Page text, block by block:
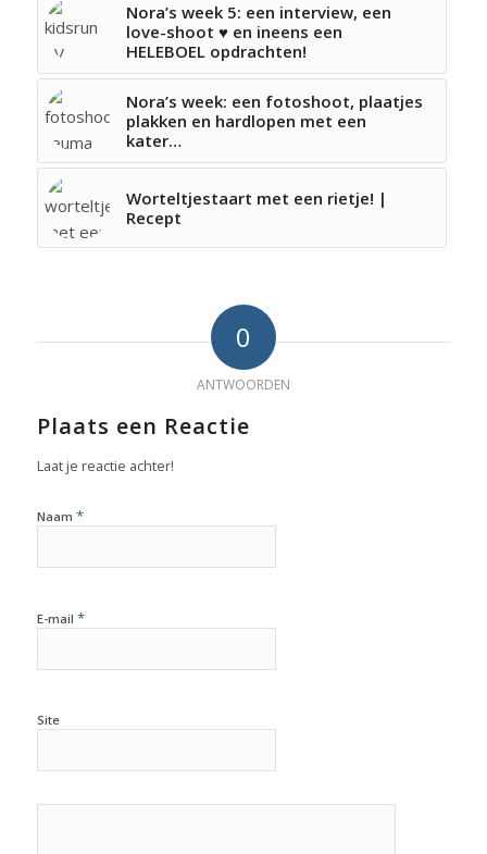
Nora’s week 5: een interview, een
love-shoot ♥ en ineens een
HELEBOEL opdrachten!
Nora’s week: een fotoshoot, plaatjes
plakken en hardlopen met een
kater…
Worteltjestaart met een rietje! |
Recept
0
ANTWOORDEN
Plaats een Reactie
Laat je reactie achter!
Naam *
E-mail *
Site